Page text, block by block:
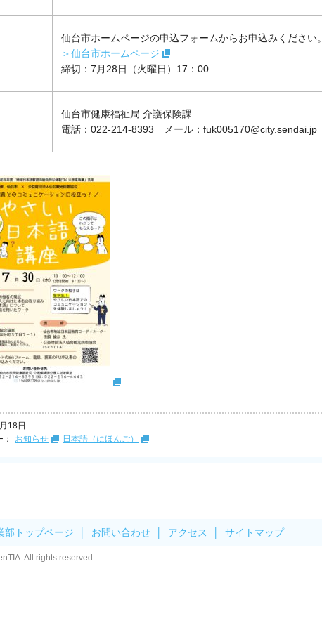
仙台市ホームページの申込フォームからお申込みください。
＞仙台市ホームページ
締切：7月28日（火曜日）17：00
仙台市健康福祉局 介護保険課
電話：022-214-8393 メール：fuk005170@city.sendai.jp
18日
お知らせ 日本語（にほんご）
部トップページ お問い合わせ アクセス サイトマップ
All rights reserved.